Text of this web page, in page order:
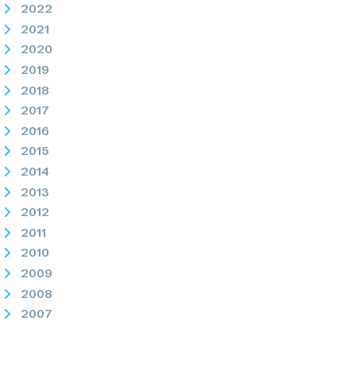
2022
2021
2020
2019
2018
2017
2016
2015
2014
2013
2012
2011
2010
2009
2008
2007